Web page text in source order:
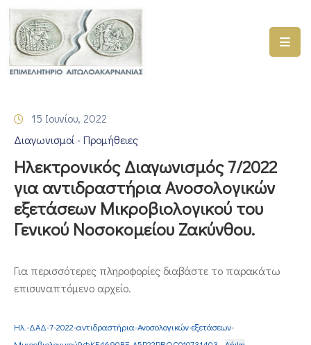
ΑΡΧΙΚΗ
ΓΕΜΗ
–
ΠΡΟΓΡΑΜΜΑΤΑ
ΕΠΙΜΕΛΗΤΗΡΙΟΥ
ΣΥΜΜΕΤΟΧΗ
ΕΤΑΙΡΕΙΕΣ
ΕΠΙΚΟΙΝΩΝΙΑ
15 Ιουνίου, 2022
Διαγωνισμοί - Προμήθειες
Ηλεκτρονικός Διαγωνισμός 7/2022
για αντιδραστήρια Ανοσολογικών
εξετάσεων Μικροβιολογικού του
Γενικού Νοσοκομείου Ζακύνθου.
Για περισσότερες πληροφορίες διαβάστε το παρακάτω
επισυναπτόμενο αρχείο.
Ηλ.-ΔΑΔ-7-2022-αντιδραστήρια-Ανοσολογικών-εξετάσεων-